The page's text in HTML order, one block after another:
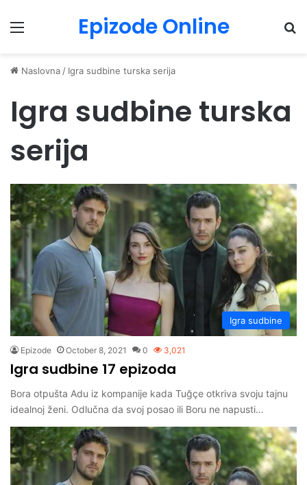
Menu Epizode Online
Naslovna / Igra sudbine turska serija
Igra sudbine turska
serija
Igra sudbine
Epizode October 8, 2021 0 3,021
Igra sudbine 17 epizoda
Bora otpušta Adu iz kompanije kada Tuğçe otkriva svoju tajnu
idealnoj ženi. Odlučna da svoj posao ili Boru ne napusti…